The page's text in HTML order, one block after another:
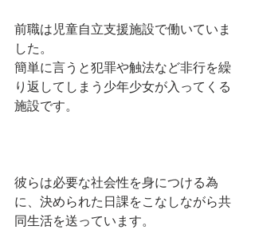
前職は児童自立支援施設で働いていま
した。
簡単に言うと犯罪や触法など非行を繰
り返してしまう少年少女が入ってくる
施設です。
彼らは必要な社会性を身につける為
に、決められた日課をこなしながら共
同生活を送っています。